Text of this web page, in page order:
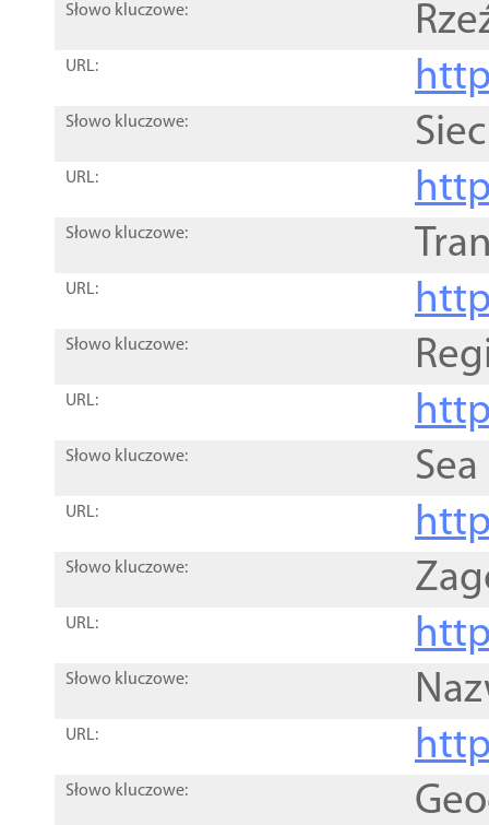
Słowo kluczowe:
URL:
Słowo kluczowe:
URL:
Słowo kluczowe:
URL:
Słowo kluczowe:
URL:
Słowo kluczowe:
URL:
Słowo kluczowe:
URL:
Słowo kluczowe:
URL:
Słowo kluczowe: